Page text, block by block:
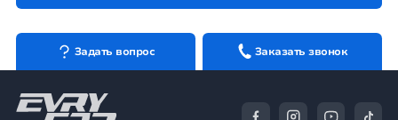
Задать вопрос Заказать звонок